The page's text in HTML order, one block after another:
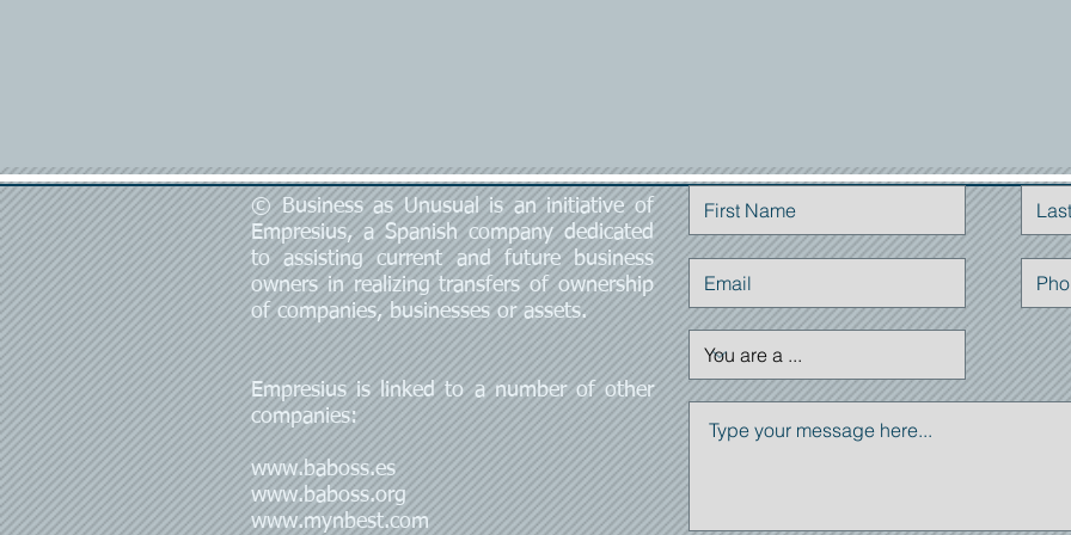
Contact Us
© Business as Unusual is an initiative of
Empresius, a Spanish company dedicated
to assisting current and future business
owners in realizing transfers of ownership
of companies, businesses or assets.
Empresius is linked to a number of other
companies:
www.baboss.es
www.baboss.org
www.mynbest.com